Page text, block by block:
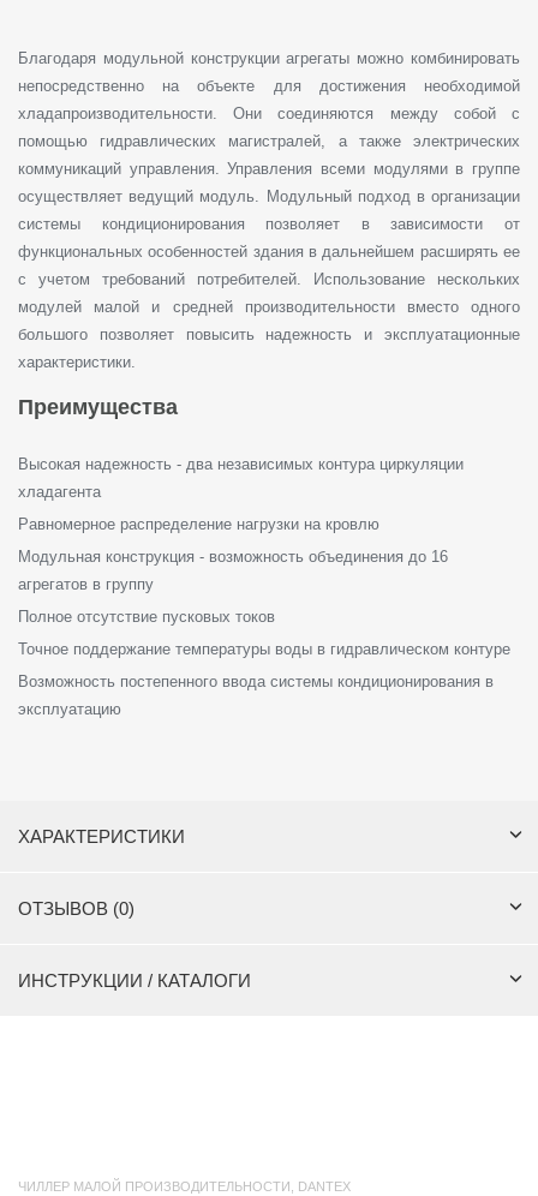
Благодаря модульной конструкции агрегаты можно комбинировать
непосредственно на объекте для достижения необходимой
хладапроизводительности. Они соединяются между собой с
помощью гидравлических магистралей, а также электрических
коммуникаций управления. Управления всеми модулями в группе
осуществляет ведущий модуль. Модульный подход в организации
системы кондиционирования позволяет в зависимости от
функциональных особенностей здания в дальнейшем расширять ее
с учетом требований потребителей. Использование нескольких
модулей малой и средней производительности вместо одного
большого позволяет повысить надежность и эксплуатационные
характеристики.
Преимущества
Высокая надежность - два независимых контура циркуляции
хладагента
Равномерное распределение нагрузки на кровлю
Модульная конструкция - возможность объединения до 16
агрегатов в группу
Полное отсутствие пусковых токов
Точное поддержание температуры воды в гидравлическом контуре
Возможность постепенного ввода системы кондиционирования в
эксплуатацию
ХАРАКТЕРИСТИКИ
ОТЗЫВОВ (0)
ИНСТРУКЦИИ / КАТАЛОГИ
ЧИЛЛЕР МАЛОЙ ПРОИЗВОДИТЕЛЬНОСТИ DANTEX